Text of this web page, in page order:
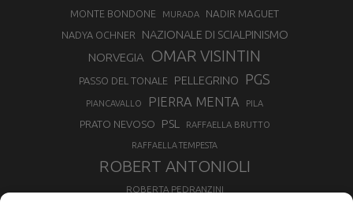
MONTE BONDONE MURADA NADIR MAGUET
NADYA OCHNER
NAZIONALE DI SCIALPINISMO
NORVEGIA
OMAR VISINTIN
PASSO DEL TONALE PELLEGRINO PGS
PIANCAVALLO PIERRA MENTA PILA
PRATO NEVOSO PSL RAFFAELLA BRUTTO
RAFFAELLA TEMPESTA
ROBERT ANTONIOLI
ROBERTA PEDRANZINI